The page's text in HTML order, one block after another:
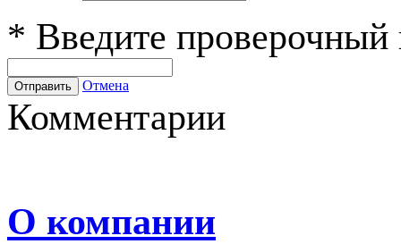
* Введите проверочный
Отмена
Комментарии
О компании